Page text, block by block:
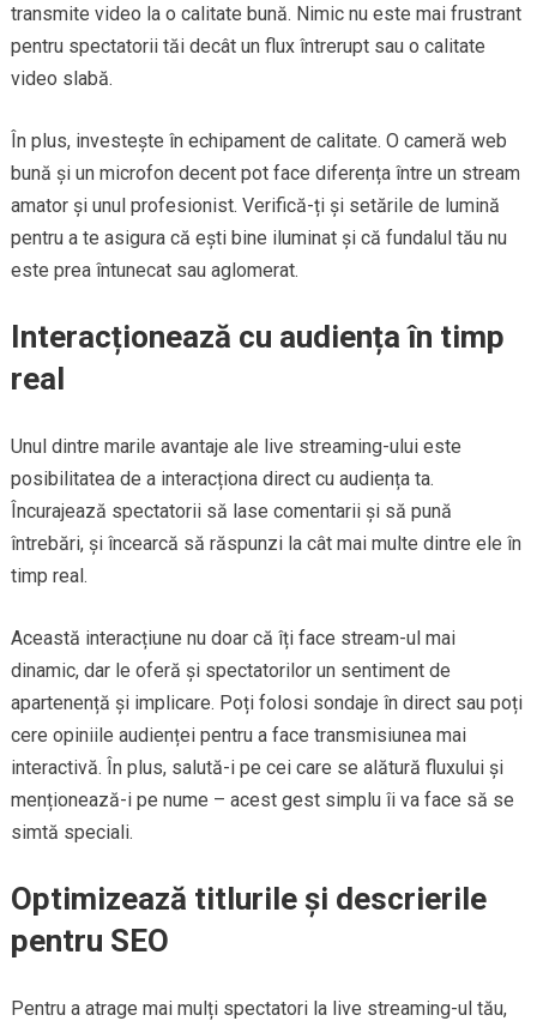
transmite video la o calitate bună. Nimic nu este mai frustrant
pentru spectatorii tăi decât un flux întrerupt sau o calitate
video slabă.
În plus, investește în echipament de calitate. O cameră web
bună și un microfon decent pot face diferența între un stream
amator și unul profesionist. Verifică-ți și setările de lumină
pentru a te asigura că ești bine iluminat și că fundalul tău nu
este prea întunecat sau aglomerat.
Interacționează cu audiența în timp
real
Unul dintre marile avantaje ale live streaming-ului este
posibilitatea de a interacționa direct cu audiența ta.
Încurajează spectatorii să lase comentarii și să pună
întrebări, și încearcă să răspunzi la cât mai multe dintre ele în
timp real.
Această interacțiune nu doar că îți face stream-ul mai
dinamic, dar le oferă și spectatorilor un sentiment de
apartenență și implicare. Poți folosi sondaje în direct sau poți
cere opiniile audienței pentru a face transmisiunea mai
interactivă. În plus, salută-i pe cei care se alătură fluxului și
menționează-i pe nume – acest gest simplu îi va face să se
simtă speciali.
Optimizează titlurile și descrierile
pentru SEO
Pentru a atrage mai mulți spectatori la live streaming-ul tău,